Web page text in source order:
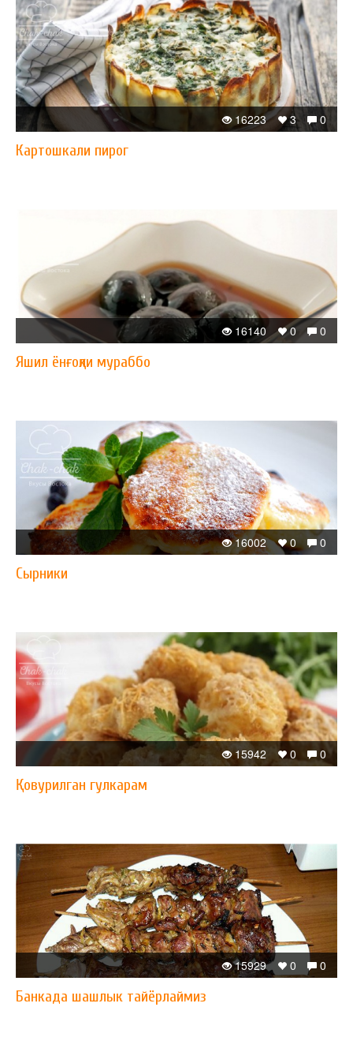
0
3
16223
Картошкали пирог
0
0
16140
Яшил ёнғоқли мураббо
0
0
16002
Сырники
0
0
15942
Қовурилган гулкарам
0
0
15929
Банкада шашлык тайёрлаймиз